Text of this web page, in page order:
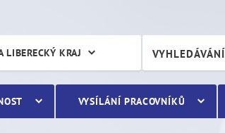
osoby
VYHLEDÁVÁNÍ
LIBERECKÝ KRAJ
VYSÍLÁNÍ PRACOVNÍKŮ